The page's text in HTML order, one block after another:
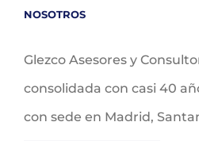
NOSOTROS
Glezco Asesores y
consolidada con casi 40
con sede en Madrid,